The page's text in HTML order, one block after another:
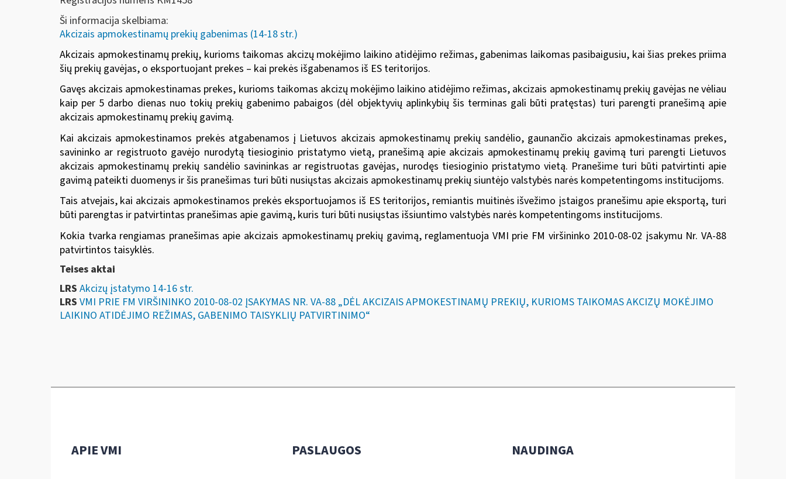
Ši informacija skelbiama:
Akcizais apmokestinamų prekių gabenimas (14-18 str.)
Akcizais apmokestinamų prekių, kurioms taikomas akcizų mokėjimo laikino atidėjimo režimas, gabenimas laikomas pasibaigusiu, kai šias prekes priima
šių prekių gavėjas, o eksportuojant prekes – kai prekės išgabenamos iš ES teritorijos.
Gavęs akcizais apmokestinamas prekes, kurioms taikomas akcizų mokėjimo laikino atidėjimo režimas, akcizais apmokestinamų prekių gavėjas ne vėliau
kaip per 5 darbo dienas nuo tokių prekių gabenimo pabaigos (dėl objektyvių aplinkybių šis terminas gali būti pratęstas) turi parengti pranešimą apie
akcizais apmokestinamų prekių gavimą.
Kai akcizais apmokestinamos prekės atgabenamos į Lietuvos akcizais apmokestinamų prekių sandėlio, gaunančio akcizais apmokestinamas prekes,
savininko ar registruoto gavėjo nurodytą tiesioginio pristatymo vietą, pranešimą apie akcizais apmokestinamų prekių gavimą turi parengti Lietuvos
akcizais apmokestinamų prekių sandėlio savininkas ar registruotas gavėjas, nurodęs tiesioginio pristatymo vietą. Pranešime turi būti patvirtinti apie
gavimą pateikti duomenys ir šis pranešimas turi būti nusiųstas akcizais apmokestinamų prekių siuntėjo valstybės narės kompetentingoms institucijoms.
Tais atvejais, kai akcizais apmokestinamos prekės eksportuojamos iš ES teritorijos, remiantis muitinės išvežimo įstaigos pranešimu apie eksportą, turi
būti parengtas ir patvirtintas pranešimas apie gavimą, kuris turi būti nusiųstas išsiuntimo valstybės narės kompetentingoms institucijoms.
Kokia tvarka rengiamas pranešimas apie akcizais apmokestinamų prekių gavimą, reglamentuoja VMI prie FM viršininko 2010-08-02 įsakymu Nr. VA-88
patvirtintos taisyklės.
Teises aktai
LRS Akcizų įstatymo 14-16 str.
LRS VMI PRIE FM VIRŠININKO 2010-08-02 ĮSAKYMAS NR. VA-88 „DĖL AKCIZAIS APMOKESTINAMŲ PREKIŲ, KURIOMS TAIKOMAS AKCIZŲ MOKĖJIMO
LAIKINO ATIDĖJIMO REŽIMAS, GABENIMO TAISYKLIŲ PATVIRTINIMO“
APIE VMI PASLAUGOS NAUDINGA